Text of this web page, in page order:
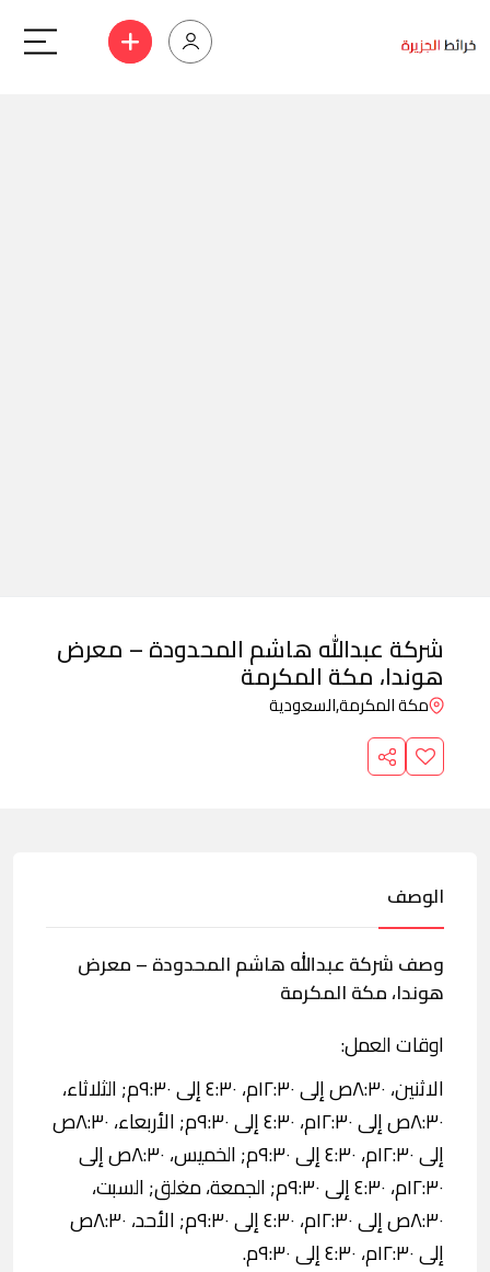
شركة عبدالله هاشم المحدودة – معرض
هوندا، مكة المكرمة
مكة المكرمة,السعودية
الوصف
وصف شركة عبدالله هاشم المحدودة – معرض
هوندا، مكة المكرمة
اوقات العمل:
الاثنين، ٨:٣٠ص إلى ١٢:٣٠م، ٤:٣٠ إلى ٩:٣٠م; الثلاثاء،
٨:٣٠ص إلى ١٢:٣٠م، ٤:٣٠ إلى ٩:٣٠م; الأربعاء، ٨:٣٠ص
إلى ١٢:٣٠م، ٤:٣٠ إلى ٩:٣٠م; الخميس، ٨:٣٠ص إلى
١٢:٣٠م، ٤:٣٠ إلى ٩:٣٠م; الجمعة، مغلق; السبت،
٨:٣٠ص إلى ١٢:٣٠م، ٤:٣٠ إلى ٩:٣٠م; الأحد، ٨:٣٠ص
إلى ١٢:٣٠م، ٤:٣٠ إلى ٩:٣٠م.